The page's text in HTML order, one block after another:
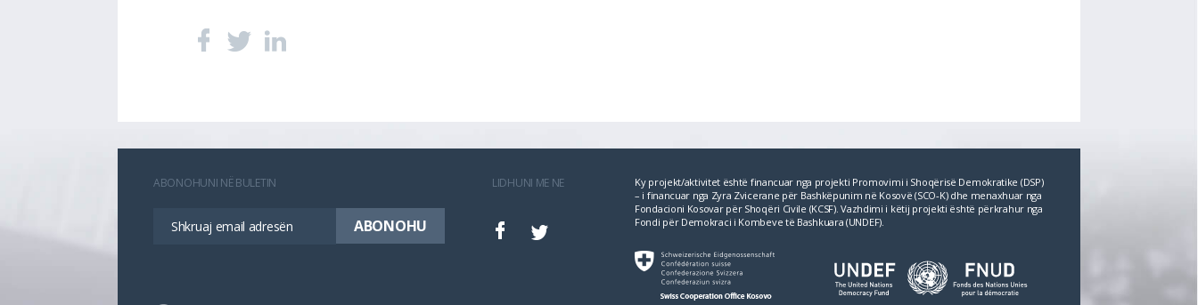
ABONOHUNI NË BULETIN LIDHUNI ME NE
Ky projekt/aktivitet është financuar nga projekti Promovimi i Shoqërisë Demokratike (DSP)
– i financuar nga Zyra Zvicerane për Bashkëpunim në Kosovë (SCO‐K) dhe menaxhuar nga
Fondacioni Kosovar për Shoqëri Civile (KCSF). Vazhdimi i këtij projekti është përkrahur nga
Fondi për Demokraci i Kombeve të Bashkuara (UNDEF).